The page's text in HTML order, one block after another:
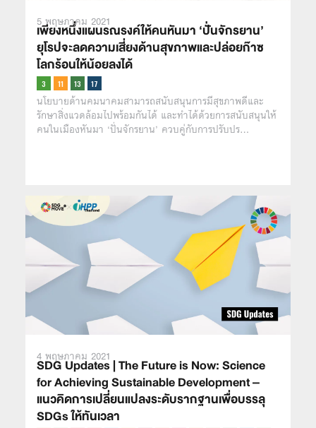
5 พฤษภาคม 2021
เพียงหนึ่งแผนรณรงค์ให้คนหันมา ‘ปั่นจักรยาน’
ยุโรปจะลดความเสี่ยงด้านสุขภาพและปล่อยก๊าซ
โลกร้อนให้น้อยลงได้
นโยบายด้านคมนาคมสามารถสนับสนุนการมีสุขภาพดีและ
รักษาสิ่งแวดล้อมไปพร้อมกันได้ และทำได้ด้วยการสนับสนุนให้
คนในเมืองหันมา ‘ปั่นจักรยาน’ ควบคู่กับการปรับปร…
4 พฤษภาคม 2021
SDG Updates | The Future is Now: Science
for Achieving Sustainable Development –
แนวคิดการเปลี่ยนแปลงระดับรากฐานเพื่อบรรลุ
SDGs ให้ทันเวลา